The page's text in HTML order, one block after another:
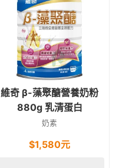
維奇 β-藻聚醣營養奶粉
880g 乳清蛋白
奶素
$1,580元